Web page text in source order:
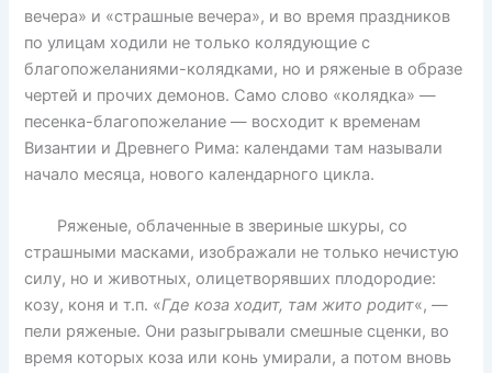
вечера» и «страшные вечера», и во время праздников
по улицам ходили не только колядующие с
благопожеланиями-колядками, но и ряженые в образе
чертей и прочих демонов. Само слово «колядка» —
песенка-благопожелание — восходит к временам
Византии и Древнего Рима: календами там называли
начало месяца, нового календарного цикла.
Ряженые, облаченные в звериные шкуры, со
страшными масками, изображали не только нечистую
силу, но и животных, олицетворявших плодородие:
козу, коня и т.п. «Где коза ходит, там жито родит«, —
пели ряженые. Они разыгрывали смешные сценки, во
время которых коза или конь умирали, а потом вновь